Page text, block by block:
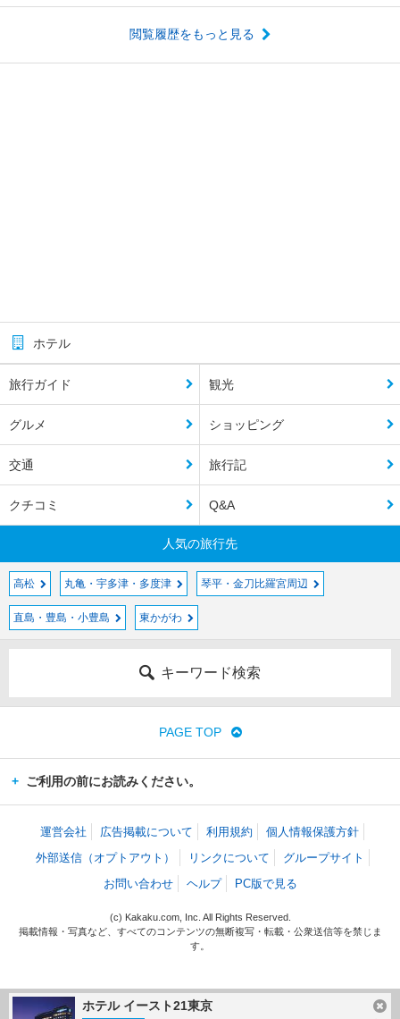
閲覧履歴をもっと見る
ホテル イースト21東京
ホテル
旅行ガイド 観光
グルメ ショッピング
交通 旅行記
クチコミ Q&A
人気の旅行先
高松 丸亀・宇多津・多度津 琴平・金刀比羅宮周辺
直島・豊島・小豊島 東かがわ
キーワード検索
PAGE TOP
ご利用の前にお読みください。
運営会社 広告掲載について 利用規約
個人情報保護方針
外部送信（オプトアウト）
リンクについて
グループサイト
お問い合わせ
ヘルプ PC版で見る
(c) Kakaku.com, Inc. All Rights Reserved.
掲載情報・写真など、すべてのコンテンツの無断複写・転載・公衆送信等を禁じま
す。